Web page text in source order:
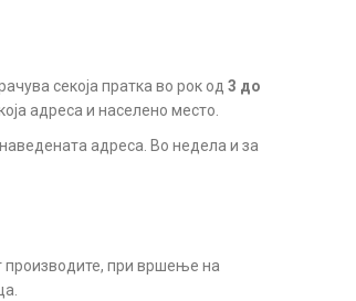
секоја пратка во рок од 3 до
адреса и населено место.
адреса. Во недела и за
производите, при вршење на